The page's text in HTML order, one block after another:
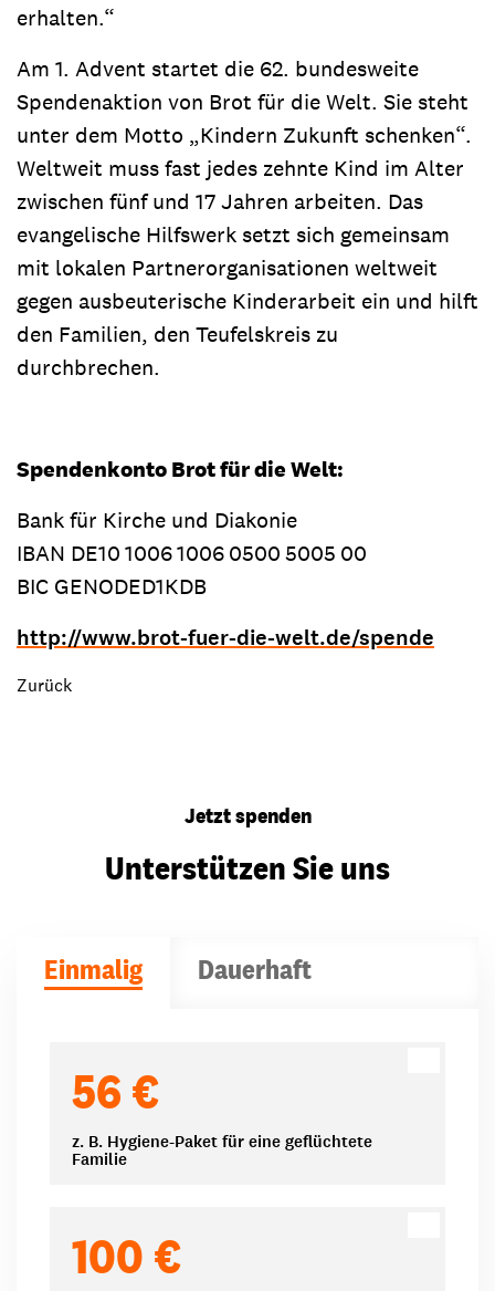
erhalten.“
Am 1. Advent startet die 62. bundesweite
Spendenaktion von Brot für die Welt. Sie steht
unter dem Motto „Kindern Zukunft schenken“.
Weltweit muss fast jedes zehnte Kind im Alter
zwischen fünf und 17 Jahren arbeiten. Das
evangelische Hilfswerk setzt sich gemeinsam
mit lokalen Partnerorganisationen weltweit
gegen ausbeuterische Kinderarbeit ein und hilft
den Familien, den Teufelskreis zu
durchbrechen.
Spendenkonto Brot für die Welt:
Bank für Kirche und Diakonie
IBAN DE101006100605005005 00
BIC GENODED1KDB
http://www.brot-fuer-die-welt.de/spende
Zurück
Jetzt spenden
Unterstützen Sie uns
Einmalig Dauerhaft
56 €
z. B. Hygiene-Paket für eine geflüchtete
Familie
100 €